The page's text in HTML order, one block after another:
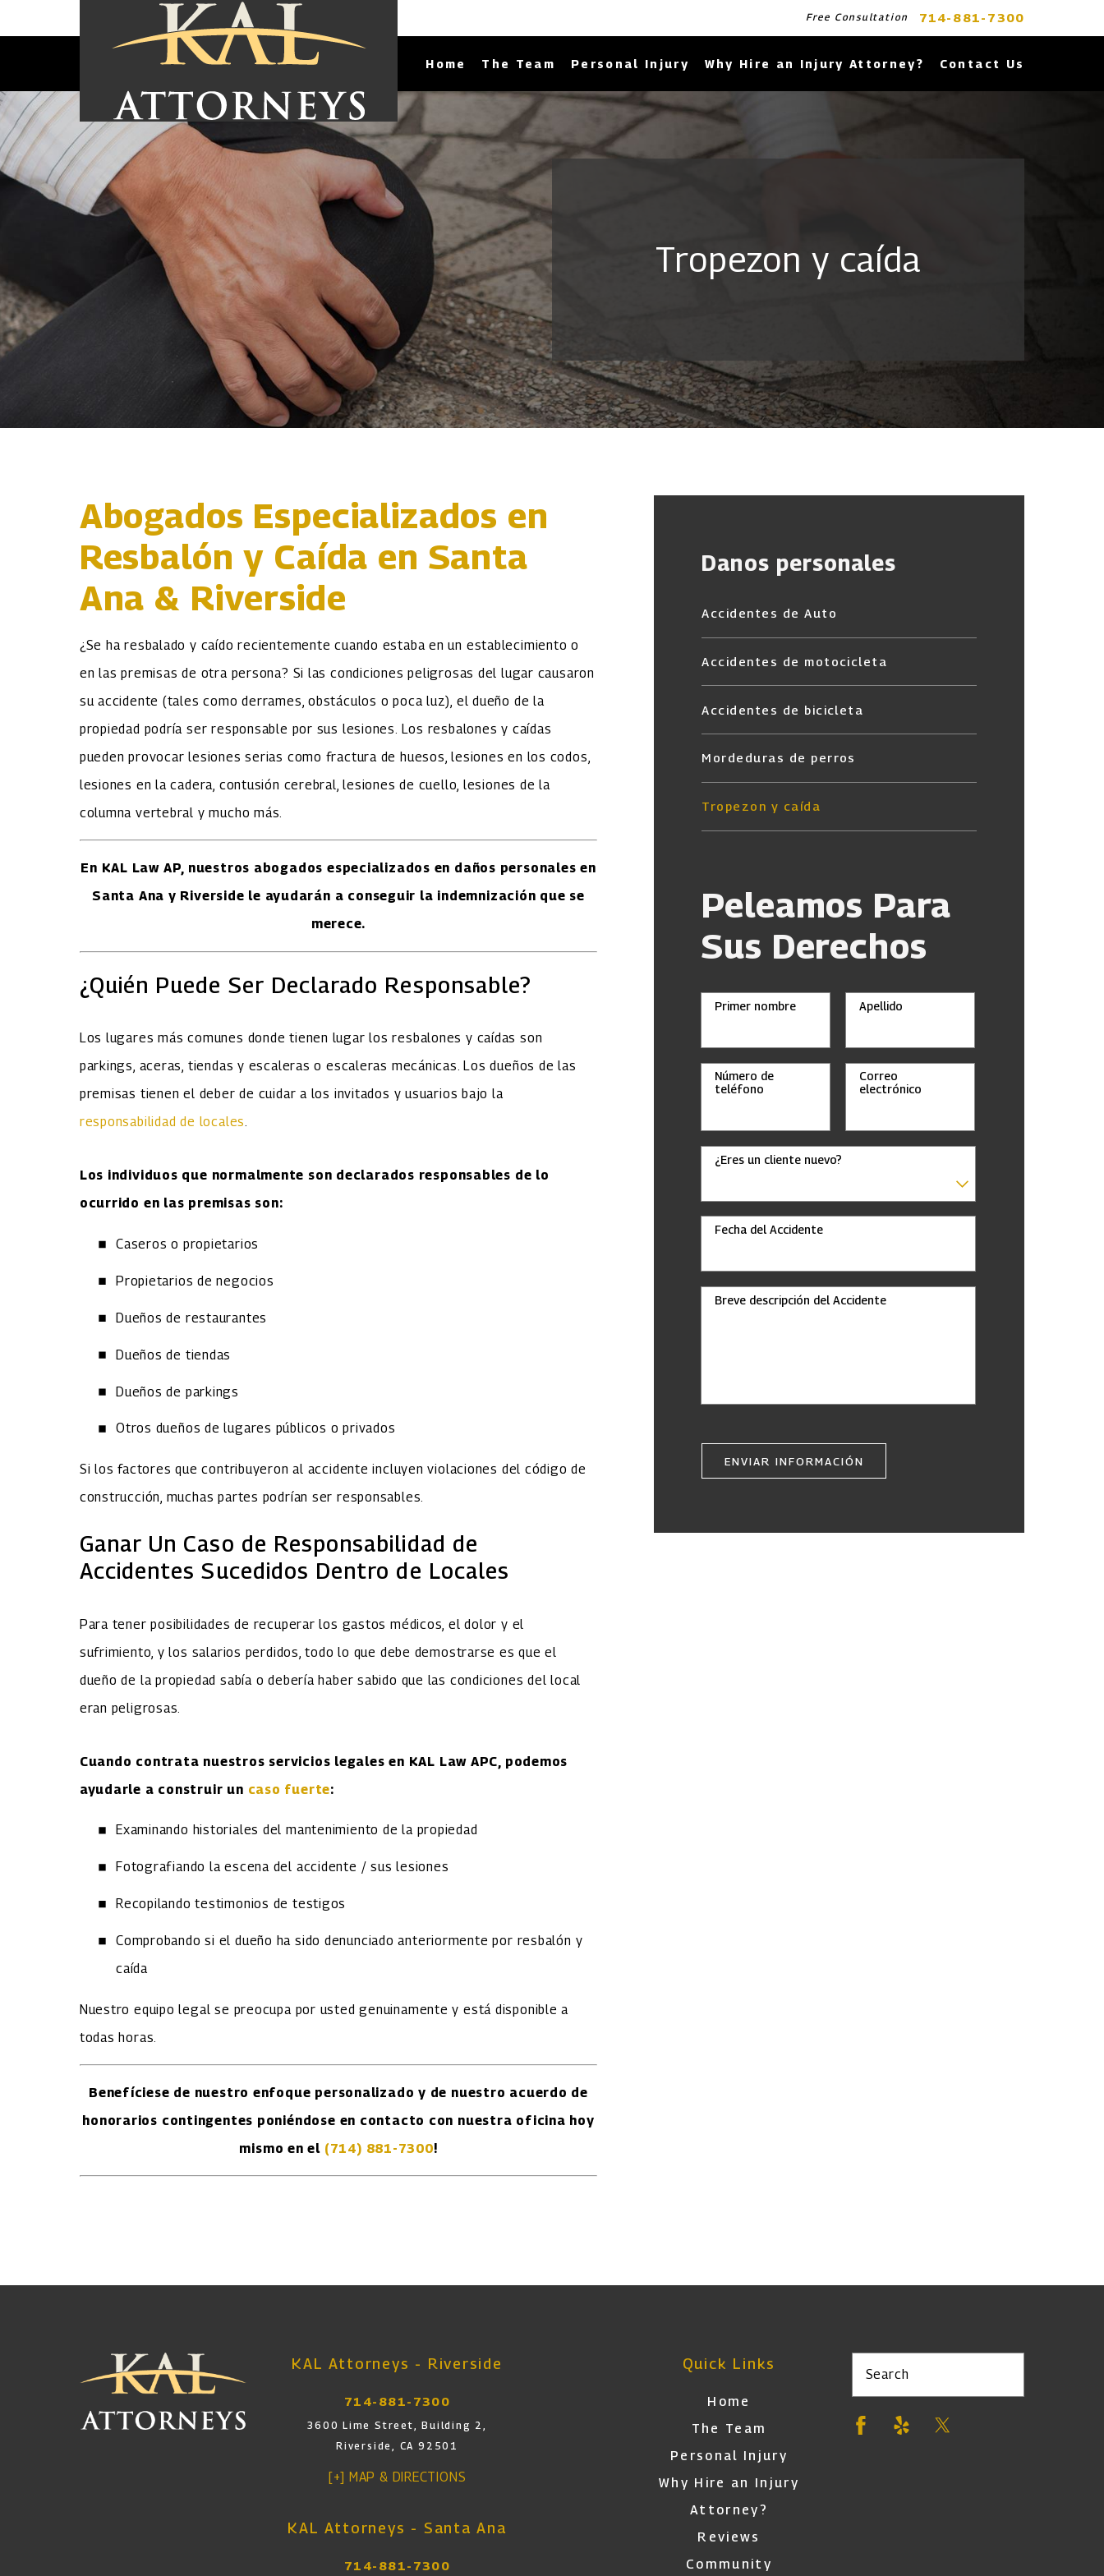
Free Consultation 714-881-7300
Home The Team Personal Injury Why Hire an Injury Attorney? Contact Us
Tropezon y caída
Abogados Especializados en
Resbalón y Caída en Santa
Ana & Riverside
¿Se ha resbalado y caído recientemente cuando estaba en un establecimiento o
en las premisas de otra persona? Si las condiciones peligrosas del lugar causaron
su accidente (tales como derrames, obstáculos o poca luz), el dueño de la
propiedad podría ser responsable por sus lesiones. Los resbalones y caídas
pueden provocar lesiones serias como fractura de huesos, lesiones en los codos,
lesiones en la cadera, contusión cerebral, lesiones de cuello, lesiones de la
columna vertebral y mucho más.
En KAL Law AP, nuestros abogados especializados en daños personales en
Santa Ana y Riverside le ayudarán a conseguir la indemnización que se
merece.
¿Quién Puede Ser Declarado Responsable?
Los lugares más comunes donde tienen lugar los resbalones y caídas son
parkings, aceras, tiendas y escaleras o escaleras mecánicas. Los dueños de las
premisas tienen el deber de cuidar a los invitados y usuarios bajo la
responsabilidad de locales.
Los individuos que normalmente son declarados responsables de lo
ocurrido en las premisas son:
Caseros o propietarios
Propietarios de negocios
Dueños de restaurantes
Dueños de tiendas
Dueños de parkings
Otros dueños de lugares públicos o privados
Si los factores que contribuyeron al accidente incluyen violaciones del código de
construcción, muchas partes podrían ser responsables.
Ganar Un Caso de Responsabilidad de
Accidentes Sucedidos Dentro de Locales
Para tener posibilidades de recuperar los gastos médicos, el dolor y el
sufrimiento, y los salarios perdidos, todo lo que debe demostrarse es que el
dueño de la propiedad sabía o debería haber sabido que las condiciones del local
eran peligrosas.
Cuando contrata nuestros servicios legales en KAL Law APC, podemos
ayudarle a construir un caso fuerte:
Examinando historiales del mantenimiento de la propiedad
Fotografiando la escena del accidente / sus lesiones
Recopilando testimonios de testigos
Comprobando si el dueño ha sido denunciado anteriormente por resbalón y
caída
Nuestro equipo legal se preocupa por usted genuinamente y está disponible a
todas horas.
Benefíciese de nuestro enfoque personalizado y de nuestro acuerdo de
honorarios contingentes poniéndose en contacto con nuestra oficina hoy
mismo en el (714) 881-7300!
Danos personales
Accidentes de Auto
Accidentes de motocicleta
Accidentes de bicicleta
Mordeduras de perros
Tropezon y caída
Peleamos Para
Sus Derechos
Primer nombre Apellido
Número de
teléfono
Correo
electrónico
¿Eres un cliente nuevo?
Fecha del Accidente
Breve descripción del Accidente
ENVIAR INFORMACIÓN
KAL Attorneys - Riverside
714-881-7300
3600 Lime Street, Building 2,
Riverside, CA 92501
[+] MAP & DIRECTIONS
KAL Attorneys - Santa Ana
714-881-7300
Quick Links
Home
The Team
Personal Injury
Why Hire an Injury
Attorney?
Reviews
Community
Search